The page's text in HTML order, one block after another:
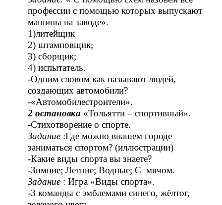
профессии с помощью которых выпускают
машины на заводе».
1)литейщик
2) штамповщик;
3) сборщик;
4) испытатель.
-Одним словом как называют людей,
создающих автомобили?
-«Автомобилестроители».
2 остановка «Тольятти – спортивный».
-Стихотворение о спорте.
Задание :Где можно внашем городе
заниматься спортом? (иллюстрации)
-Какие виды спорта вы знаете?
-Зимние; Летние; Водные; С мячом.
Задание : Игра «Виды спорта».
-3 команды с эмблемами синего, жёлтог,